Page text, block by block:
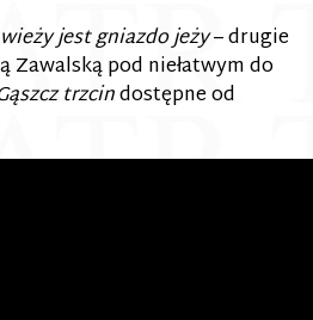
jest gniazdo jeży– drugie
Zawalską pod niełatwym do
trzcindostępne od